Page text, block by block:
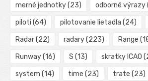
merné jednotky(23) odborné výrazy
piloti (64) pilotovanie lietadla (24)
Radar(22) radary(223) Range
Runway(16) S (13) skratky ICAO
system (14) time (23) trate (23)